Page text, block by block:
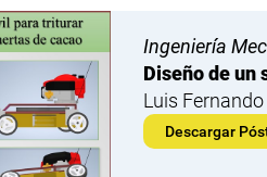
Ingeniería
Diseño de un
Luis
Descargar